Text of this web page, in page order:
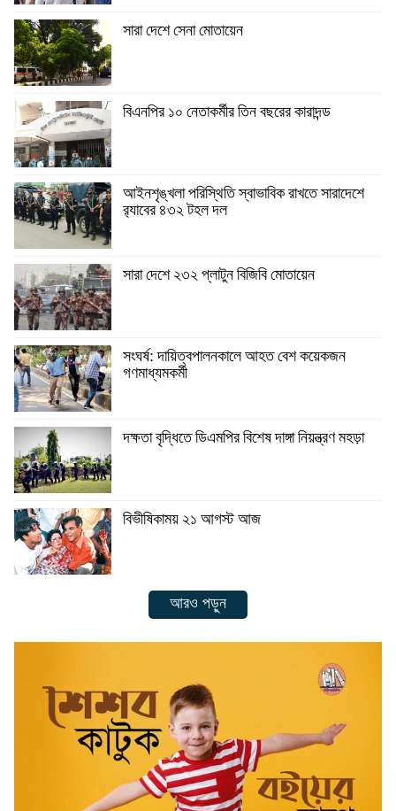
সারা দেশে সেনা মোতায়েন
বিএনপির ১০ নেতাকর্মীর তিন বছরের কারাদন্ড
আইনশৃঙ্খলা পরিস্থিতি স্বাভাবিক রাখতে সারাদেশে
র‍্যাবের ৪৩২ টহল দল
সারা দেশে ২৩২ প্লাটুন বিজিবি মোতায়েন
সংঘর্ষ: দায়িত্বপালনকালে আহত বেশ কয়েকজন
গণমাধ্যমকর্মী
দক্ষতা বৃদ্ধিতে ডিএমপির বিশেষ দাঙ্গা নিয়ন্ত্রণ মহড়া
বিভীষিকাময় ২১ আগস্ট আজ
আরও পড়ুন